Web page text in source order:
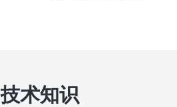
技术知识